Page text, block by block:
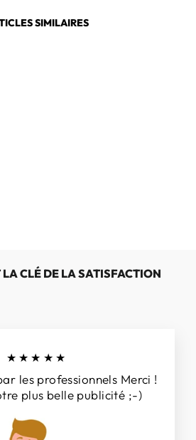
SIMILAIRES
LA CLÉ DE LA SATISFACTION
★★★★★
les professionnels Merci !
plus belle publicité ;-)